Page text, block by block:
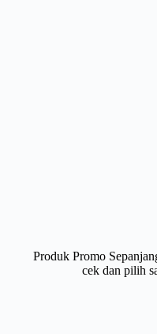
Produk Promo
cek dan pilih